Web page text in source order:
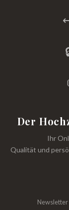
Der
Ihr
Qualität und
Newsletter